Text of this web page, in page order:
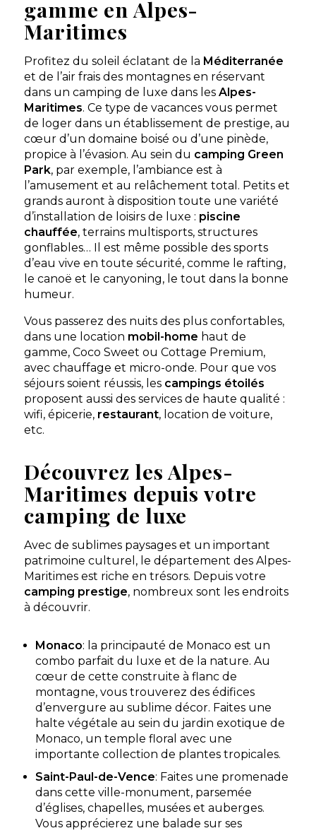
gamme en Alpes-
Maritimes
Profitez du soleil éclatant de la Méditerranée
et de l’air frais des montagnes en réservant
dans un camping de luxe dans lesAlpes-
Maritimes. Ce type de vacances vous permet
de loger dans un établissement de prestige, au
cœur d’un domaine boisé ou d’une pinède,
propice à l’évasion. Au sein du camping Green
Park, par exemple, l’ambiance est à
l’amusement et au relâchement total. Petits et
grands auront à disposition toute une variété
d’installation de loisirs de luxe : piscine
chauffée, terrains multisports, structures
gonflables… Il est même possible des sports
d’eau vive en toute sécurité, comme le rafting,
le canoë et le canyoning, le tout dans la bonne
humeur.
Vous passerez des nuits des plus confortables,
dans une location mobil-home haut de
gamme, Coco Sweet ou Cottage Premium,
avec chauffage et micro-onde. Pour que vos
séjours soient réussis, les campings étoilés
proposent aussi des services de haute qualité :
wifi, épicerie, restaurant, location de voiture,
etc.
Découvrez les Alpes-
Maritimes depuis votre
camping de luxe
Avec de sublimes paysages et un important
patrimoine culturel, le département des Alpes-
Maritimes est riche en trésors. Depuis votre
camping prestige, nombreux sont les endroits
à découvrir.
Monaco: la principauté de Monaco est un
combo parfait du luxe et de la nature. Au
cœur de cette construite à flanc de
montagne, vous trouverez des édifices
d’envergure au sublime décor. Faites une
halte végétale au sein du jardin exotique de
Monaco, un temple floral avec une
importante collection de plantes tropicales.
Saint-Paul-de-Vence: Faites une promenade
dans cette ville-monument, parsemée
d’églises, chapelles, musées et auberges.
Vous apprécierez une balade sur ses
Aucune information tarifaire disponible
Découvrir